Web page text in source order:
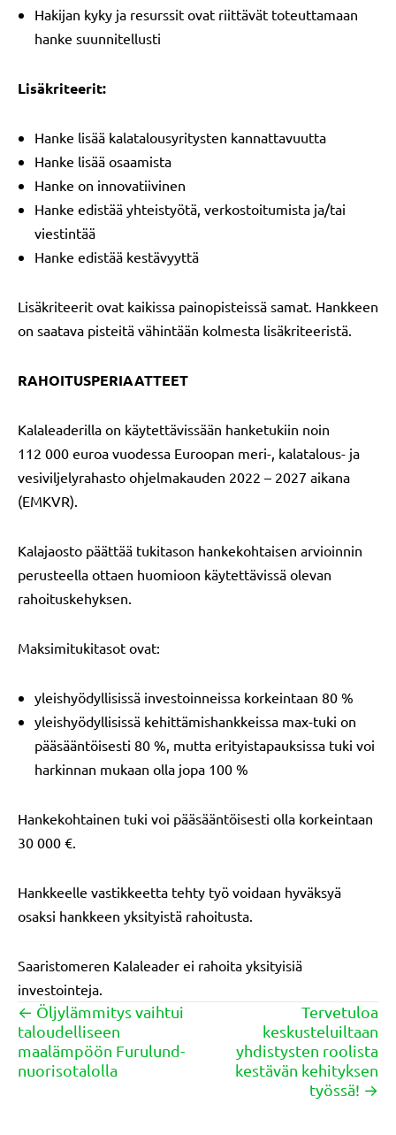
Hakijan kyky ja resurssit ovat riittävät toteuttamaan
hanke suunnitellusti
Lisäkriteerit:
Hanke lisää kalatalousyritysten kannattavuutta
Hanke lisää osaamista
Hanke on innovatiivinen
Hanke edistää yhteistyötä, verkostoitumista ja/tai
viestintää
Hanke edistää kestävyyttä
Lisäkriteerit ovat kaikissa painopisteissä samat. Hankkeen
on saatava pisteitä vähintään kolmesta lisäkriteeristä.
RAHOITUSPERIAATTEET
Kalaleaderilla on käytettävissään hanketukiin noin
112 000 euroa vuodessa Euroopan meri-, kalatalous- ja
vesiviljelyrahasto ohjelmakauden 2022 – 2027 aikana
(EMKVR).
Kalajaosto päättää tukitason hankekohtaisen arvioinnin
perusteella ottaen huomioon käytettävissä olevan
rahoituskehyksen.
Maksimitukitasot ovat:
yleishyödyllisissä investoinneissa korkeintaan 80 %
yleishyödyllisissä kehittämishankkeissa max-tuki on
pääsääntöisesti 80 %, mutta erityistapauksissa tuki voi
harkinnan mukaan olla jopa 100 %
Hankekohtainen tuki voi pääsääntöisesti olla korkeintaan
30 000 €.
Hankkeelle vastikkeetta tehty työ voidaan hyväksyä
osaksi hankkeen yksityistä rahoitusta.
Saaristomeren Kalaleader ei rahoita yksityisiä
investointeja.
Posts
navigation
← Öljylämmitys vaihtui
taloudelliseen
maalämpöön Furulund-
nuorisotalolla
Tervetuloa
keskusteluiltaan
yhdistysten roolista
kestävän kehityksen
työssä! →